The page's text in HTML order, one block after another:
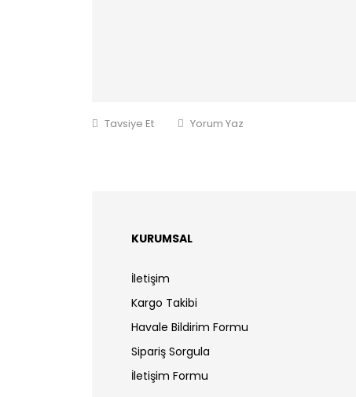
Tavsiye Et Yorum Yaz
KURUMSAL
İletişim
Kargo Takibi
Havale Bildirim Formu
Sipariş Sorgula
İletişim Formu